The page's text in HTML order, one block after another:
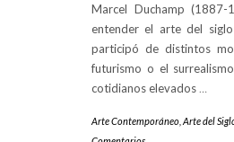
Marcel Duchamp
entender el arte del
participó de distintos
futurismo o el
cotidianos elevados …
Arte Contemporáneo Arte del